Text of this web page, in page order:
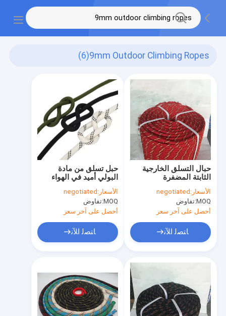
9mm Outdoor Climbing Ropes
(6)
حبل تسلق من مادة
البولي أميد في الهواء
الطلق ثابت 9 مم 12 مم
الأسعار: negotiated
MOQ: تفاوض
أحصل على آخر سعر
ﺎﺘﺼﻟ ﺍﻶﻧ
حبال التسلق الخارجية
الثابتة المضفرة
Kernmantle 9mm-
14mm 48 strands
الأسعار: negotiated
MOQ: تفاوض
أحصل على آخر سعر
ﺎﺘﺼﻟ ﺍﻶﻧ